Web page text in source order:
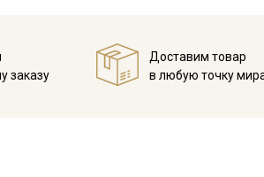
набивными рисунками, которые
сумок — хозяйственных и модных
одежды.
заказу
Доставим товар
в любую точку